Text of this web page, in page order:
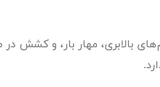
بالابری، مهار بار، و